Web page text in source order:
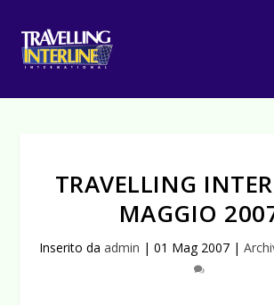
TRAVELLING
MAGGIO
Inserito da admin | 01 Mag 2007|